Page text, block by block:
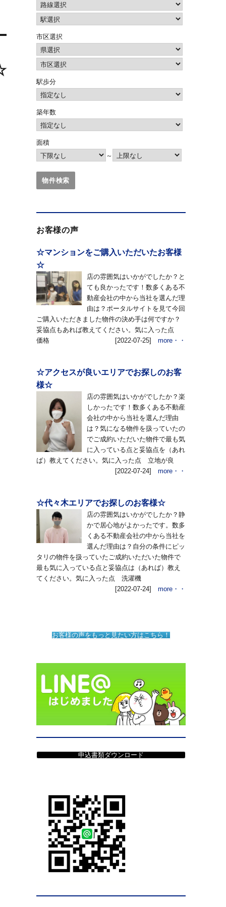
市区選択
駅歩分
築年数
面積
～
お客様の声
☆マンションをご購入いただいたお客様
☆
店の雰囲気はいかがでしたか？と
ても良かったです！数多くある不
動産会社の中から当社を選んだ理
由は？ポータルサイトを見て今回
ご購入いただきました物件の決め手は何ですか？
妥協点もあれば教えてください。気に入った点
価格
[2022-07-25] more・・
☆アクセスが良いエリアでお探しのお客
様☆
店の雰囲気はいかがでしたか？楽
しかったです！数多くある不動産
会社の中から当社を選んだ理由
は？気になる物件を扱っていたの
でご成約いただいた物件で最も気
に入っている点と妥協点を（あれ
ば）教えてください。気に入った点 立地が良
[2022-07-24] more・・
☆代々木エリアでお探しのお客様☆
店の雰囲気はいかがでしたか？静
かで居心地がよかったです。数多
くある不動産会社の中から当社を
選んだ理由は？自分の条件にピッ
タリの物件を扱っていたご成約いただいた物件で
最も気に入っている点と妥協点は（あれば）教え
てください。気に入った点 洗濯機
[2022-07-24] more・・
お客様の声をもっと見たい方はこちら！
申込書類ダウンロード